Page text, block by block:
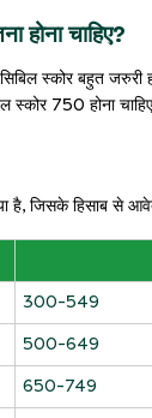
होना चाहिए?
स्कोर बहुत जरुरी
स्कोर 750 होना
है, जिसके हिसाब से
300-549
500-649
650-749